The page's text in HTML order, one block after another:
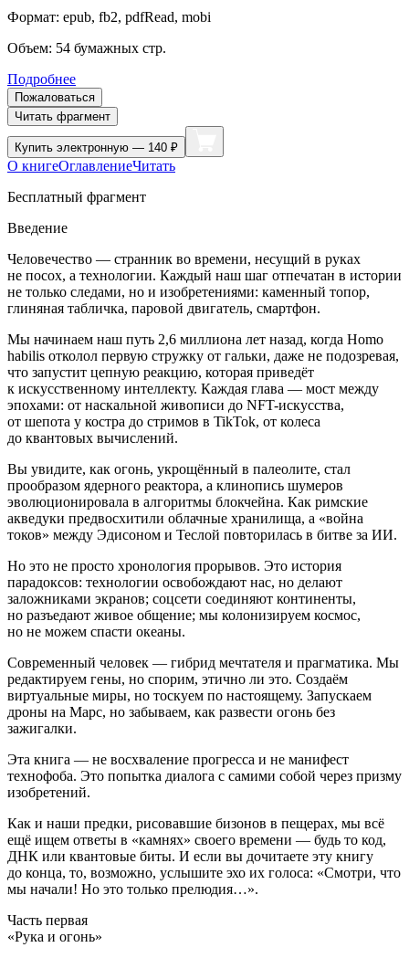
Формат: epub, fb2, pdfRead, mobi
Объем: 54 бумажных стр.
Подробнее
Пожаловаться
Читать фрагмент
Купить электронную — 140 ₽
О книгеОглавлениеЧитать
Бесплатный фрагмент
Введение
Человечество — странник во времени, несущий в руках
не посох, а технологии. Каждый наш шаг отпечатан в истории
не только следами, но и изобретениями: каменный топор,
глиняная табличка, паровой двигатель, смартфон.
Мы начинаем наш путь 2,6 миллиона лет назад, когда Homo
habilis отколол первую стружку от гальки, даже не подозревая,
что запустит цепную реакцию, которая приведёт
к искусственному интеллекту. Каждая глава — мост между
эпохами: от наскальной живописи до NFT-искусства,
от шепота у костра до стримов в TikTok, от колеса
до квантовых вычислений.
Вы увидите, как огонь, укрощённый в палеолите, стал
прообразом ядерного реактора, а клинопись шумеров
эволюционировала в алгоритмы блокчейна. Как римские
акведуки предвосхитили облачные хранилища, а «война
токов» между Эдисоном и Теслой повторилась в битве за ИИ.
Но это не просто хронология прорывов. Это история
парадоксов: технологии освобождают нас, но делают
заложниками экранов; соцсети соединяют континенты,
но разъедают живое общение; мы колонизируем космос,
но не можем спасти океаны.
Современный человек — гибрид мечтателя и прагматика. Мы
редактируем гены, но спорим, этично ли это. Создаём
виртуальные миры, но тоскуем по настоящему. Запускаем
дроны на Марс, но забываем, как развести огонь без
зажигалки.
Эта книга — не восхваление прогресса и не манифест
технофоба. Это попытка диалога с самими собой через призму
изобретений.
Как и наши предки, рисовавшие бизонов в пещерах, мы всё
ещё ищем ответы в «камнях» своего времени — будь то код,
ДНК или квантовые биты. И если вы дочитаете эту книгу
до конца, то, возможно, услышите эхо их голоса: «Смотри, что
мы начали! Но это только прелюдия…».
Часть первая
«Рука и огонь»